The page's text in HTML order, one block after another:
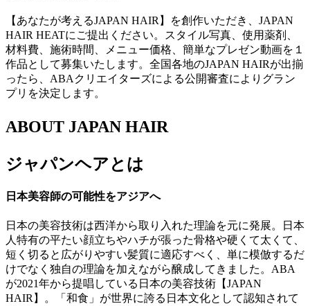
【あなたが考えるJAPAN HAIR】を創作いただき、JAPAN
HAIR HEATにご提出ください。スタイル写真、使用薬剤、
材料費、施術時間、メニュー価格、簡単なプレゼン動画を１
作品として募集いたします。全国各地のJAPAN HAIRが出揃
ったら、ABAクリエイターズによる公開審査によりグラン
プリを決定します。
ABOUT JAPAN HAIR
ジャパンヘアとは
日本美容師の可能性をアジアへ
日本の美容技術は西洋から取り入れた理論を元に発展。日本
人特有の平たい顔立ちやハチが張った骨格や硬くて太くて、
短く切ると広がりやすい髪質に適応すべく、単に模倣するだ
けでなく独自の理論を加えながら醸成してきました。ABA
が2021年から提唱している日本の美容技術【JAPAN
HAIR】。「和食」が世界に誇る日本文化として認知されて